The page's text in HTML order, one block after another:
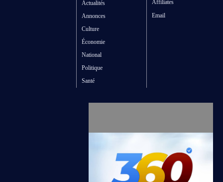
Actualités
Annonces
Culture
Économie
National
Politique
Santé
Affiliates
Email